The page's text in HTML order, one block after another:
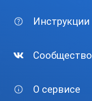
Инструкции
Сообщество
О сервисе